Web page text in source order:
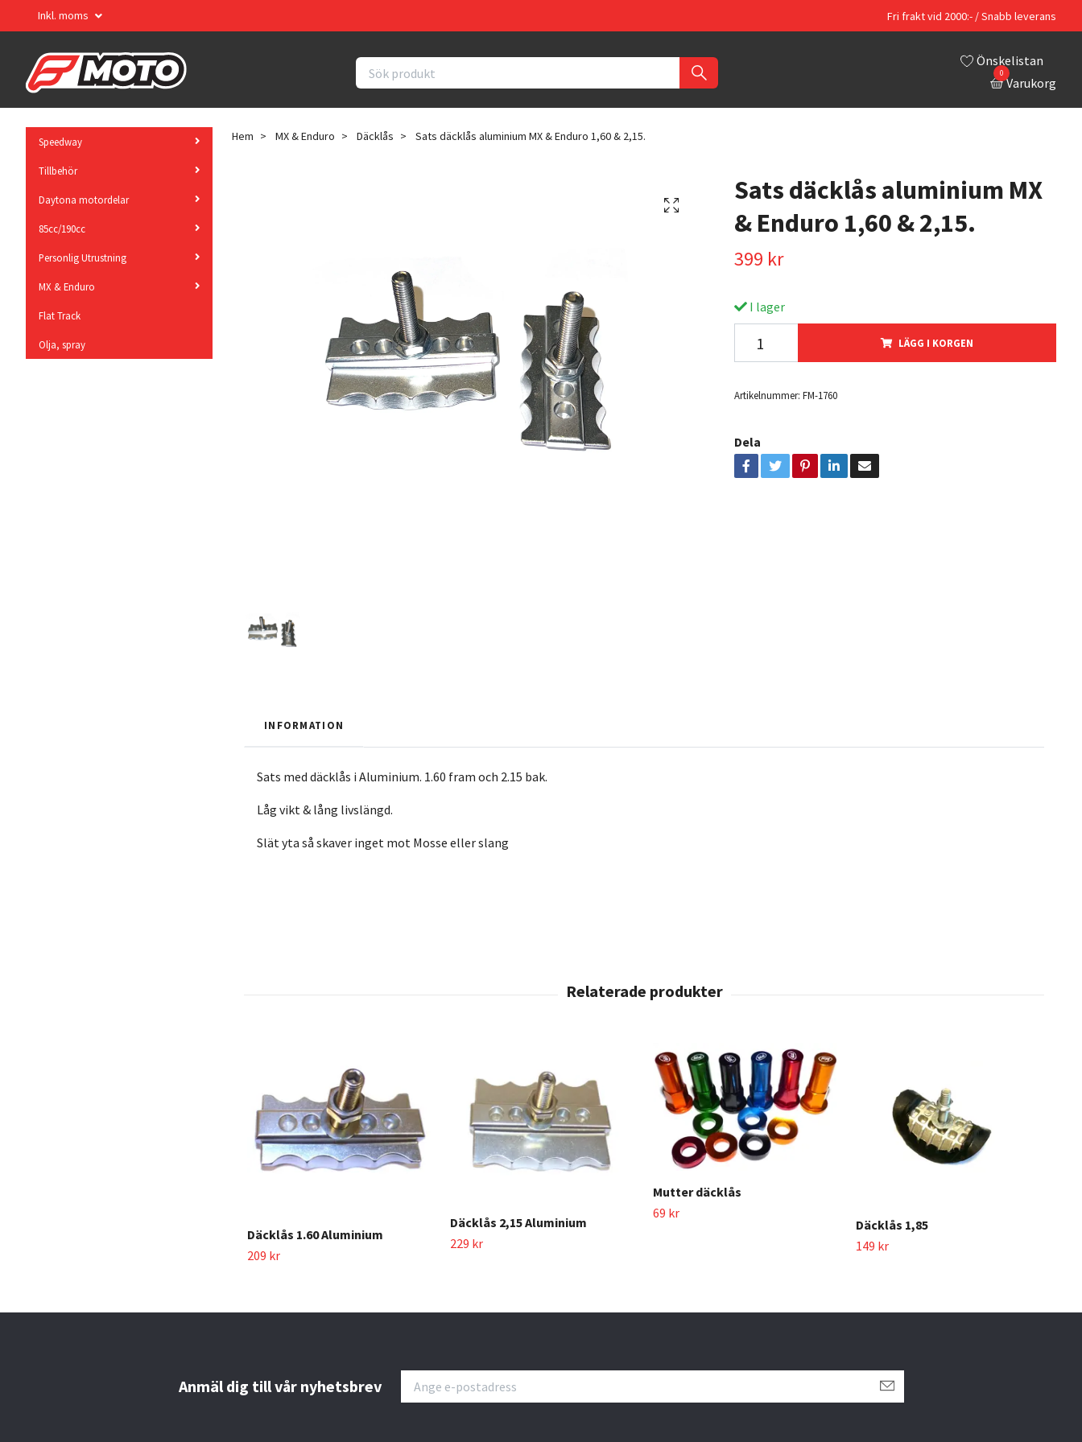
Inkl. moms Fri frakt vid 2000:- / Snabb leverans
Önskelistan
0
Varukorg
Speedway
Tillbehör
Daytona motordelar
85cc/190cc
Personlig Utrustning
MX & Enduro
Flat Track
Olja, spray
Hem MX & Enduro Däcklås Sats däcklås aluminium MX & Enduro 1,60 & 2,15.
Sats däcklås aluminium MX
& Enduro 1,60 & 2,15.
399 kr
I lager
LÄGG I KORGEN
Artikelnummer: FM-1760
Dela
INFORMATION
Sats med däcklås i Aluminium. 1.60 fram och 2.15 bak.
Låg vikt & lång livslängd.
Slät yta så skaver inget mot Mosse eller slang
Däcklås 1.60 Aluminium
209 kr
Däcklås 2,15 Aluminium
229 kr
Mutter däcklås
69 kr
Däcklås 1,85
149 kr
Anmäl dig till vår nyhetsbrev